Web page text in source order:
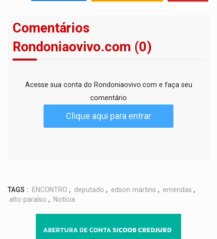
Comentários
Rondoniaovivo.com (0)
Acesse sua conta do Rondoniaovivo.com e faça seu
comentário
Clique aqui para entrar
TAGS : ENCONTRO , deputado , edson martins , emendas ,
alto paraíso , Notícia